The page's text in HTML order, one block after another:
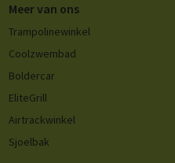
Meer van ons
Trampolinewinkel
Coolzwembad
Boldercar
EliteGrill
Airtrackwinkel
Sjoelbak